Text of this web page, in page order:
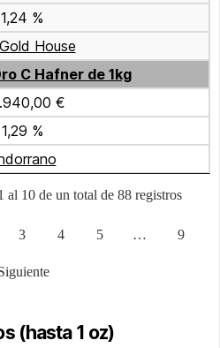
1,24 %
House
C Hafner de 1kg
€
1,29 %
al 10 de un total de 88 registros
3 4 5 … 9
(hasta 1 oz)